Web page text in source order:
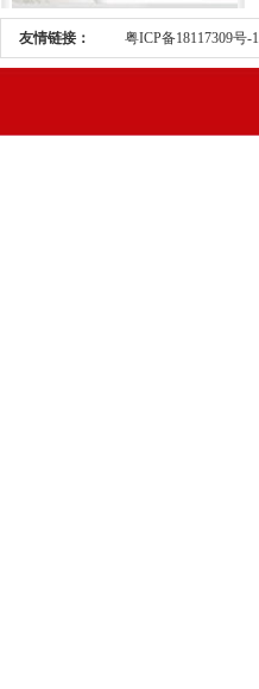
友情链接： 粤ICP备18117309号-1